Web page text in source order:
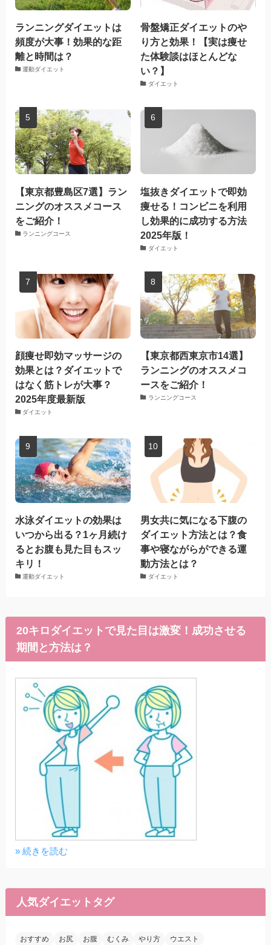
ランニングダイエットは
頻度が大事！効果的な距
離と時間は？
運動ダイエット
骨盤矯正ダイエットのや
り方と効果！【実は痩せ
た体験談はほとんどな
い？】
ダイエット
【東京都豊島区7選】ラン
ニングのオススメコース
をご紹介！
ランニングコース
塩抜きダイエットで即効
痩せる！コンビニを利用
し効果的に成功する方法
2025年版！
ダイエット
顔痩せ即効マッサージの
効果とは？ダイエットで
はなく筋トレが大事？
2025年度最新版
ダイエット
【東京都西東京市14選】
ランニングのオススメコ
ースをご紹介！
ランニングコース
水泳ダイエットの効果は
いつから出る？1ヶ月続け
るとお腹も見た目もスッ
キリ！
運動ダイエット
男女共に気になる下腹の
ダイエット方法とは？食
事や寝ながらができる運
動方法とは？
ダイエット
20キロダイエットで見た目は激変！成功させる
期間と方法は？
» 続きを読む
人気ダイエットタグ
おすすめ お尻 お腹 むくみ やり方
ウエスト